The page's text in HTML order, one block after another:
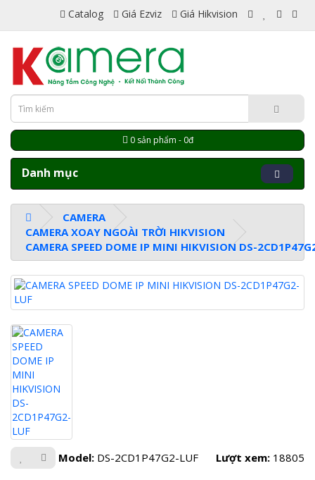
Catalog Giá Ezviz Giá Hikvision
0 sản phẩm - 0đ
Danh mục
CAMERA
CAMERA XOAY NGOÀI TRỜI HIKVISION
CAMERA SPEED DOME IP MINI HIKVISION DS-
Model: DS-2CD1P47G2-LUF Lượt xem: 18805